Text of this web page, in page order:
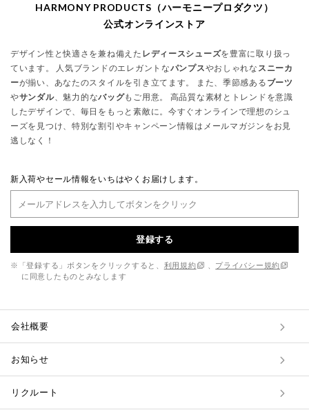
HARMONY PRODUCTS（ハーモニープロダクツ）
公式オンラインストア
デザイン性と快適さを兼ね備えた レディースシューズを豊富に取り扱っ
ています。 人気ブランドのエレガントなパンプスやおしゃれな スニーカ
ーが揃い、あなたのスタイルを引き立てます。 また、季節感ある ブーツ
やサンダル、魅力的なバッグもご用意。 高品質な素材とトレンドを意識
したデザインで、毎日をもっと素敵に。今すぐオンラインで理想のシュ
ーズを見つけ、特別な割引やキャンペーン情報はメールマガジンをお見
逃しなく！
新入荷やセール情報をいちはやくお届けします。
登録する
※「登録する」ボタンをクリックすると、 利用規約
プライバシー規約
に同意したものとみなします
会社概要
お知らせ
リクルート